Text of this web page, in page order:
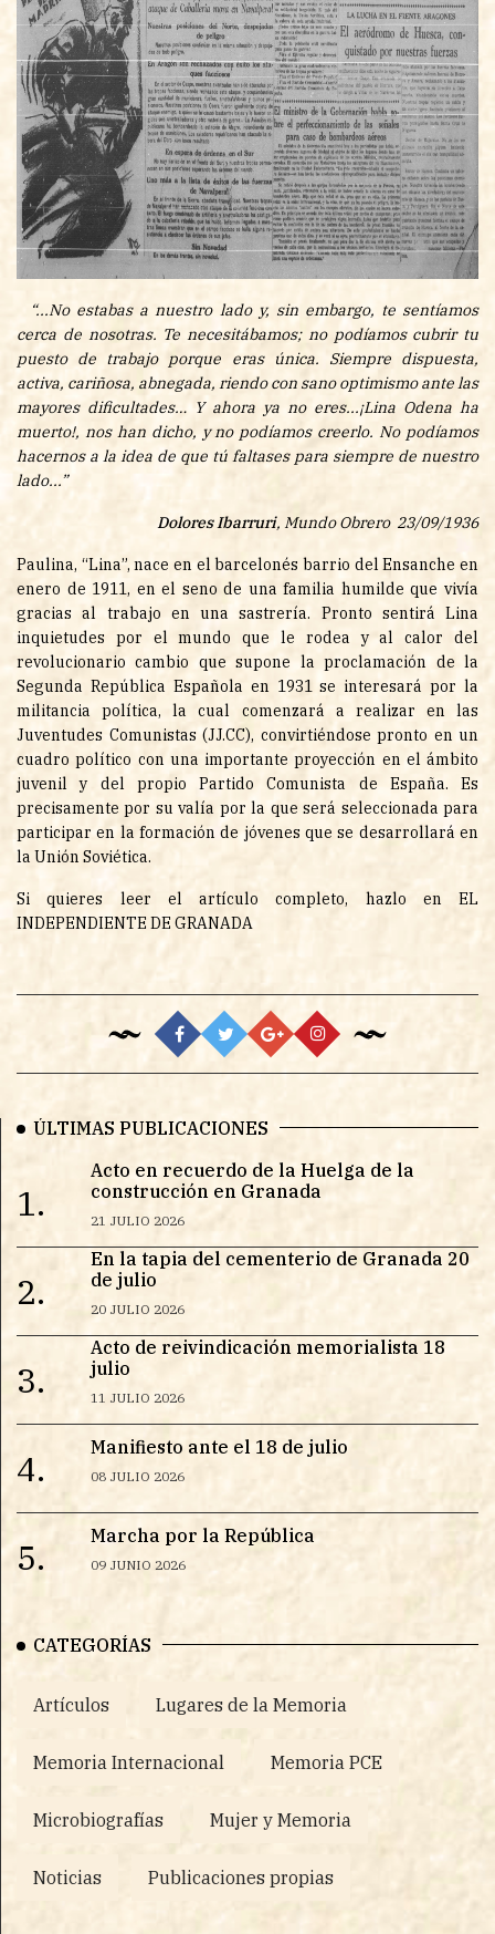
“...No estabas a nuestro lado y, sin embargo, te sentíamos
cerca de nosotras. Te necesitábamos; no podíamos cubrir tu
puesto de trabajo porque eras única. Siempre dispuesta,
activa, cariñosa, abnegada, riendo con sano optimismo ante las
mayores dificultades… Y ahora ya no eres...¡Lina Odena ha
muerto!, nos han dicho, y no podíamos creerlo. No podíamos
hacernos a la idea de que tú faltases para siempre de nuestro
lado...”
Dolores Ibarruri, Mundo Obrero 23/09/1936
Paulina, “Lina”, nace en el barcelonés barrio del Ensanche en
enero de 1911, en el seno de una familia humilde que vivía
gracias al trabajo en una sastrería. Pronto sentirá Lina
inquietudes por el mundo que le rodea y al calor del
revolucionario cambio que supone la proclamación de la
Segunda República Española en 1931 se interesará por la
militancia política, la cual comenzará a realizar en las
Juventudes Comunistas (JJ.CC), convirtiéndose pronto en un
cuadro político con una importante proyección en el ámbito
juvenil y del propio Partido Comunista de España. Es
precisamente por su valía por la que será seleccionada para
participar en la formación de jóvenes que se desarrollará en
la Unión Soviética.
Si quieres leer el artículo completo, hazlo en EL
INDEPENDIENTE DE GRANADA
ÚLTIMAS PUBLICACIONES
1.
Acto en recuerdo de la Huelga de la
construcción en Granada
21 JULIO 2026
2.
En la tapia del cementerio de Granada 20
de julio
20 JULIO 2026
3.
Acto de reivindicación memorialista 18
julio
11 JULIO 2026
4.
Manifiesto ante el 18 de julio
08 JULIO 2026
5.
Marcha por la República
09 JUNIO 2026
CATEGORÍAS
Artículos Lugares de la Memoria
Memoria Internacional Memoria PCE
Microbiografías Mujer y Memoria
Noticias Publicaciones propias